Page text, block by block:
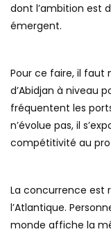
dont l’ambition est
émergent.
Pour ce faire, il faut
d’Abidjan à niveau
fréquentent les
n’évolue pas, il
compétitivité au
La concurrence est
l’Atlantique.
monde affiche la